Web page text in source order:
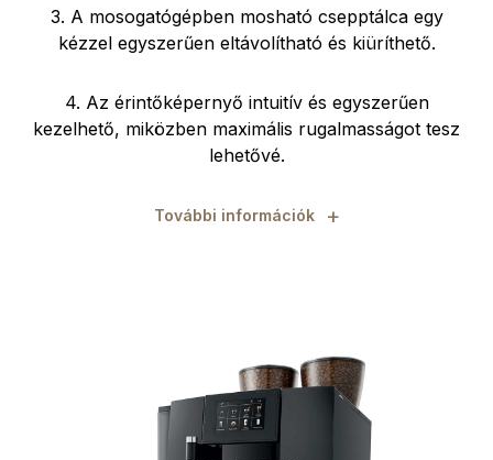
3. A mosogatógépben mosható csepptálca egy
kézzel egyszerűen eltávolítható és kiüríthető.
4. Az érintőképernyő intuitív és egyszerűen
kezelhető, miközben maximális rugalmasságot tesz
lehetővé.
További információk +